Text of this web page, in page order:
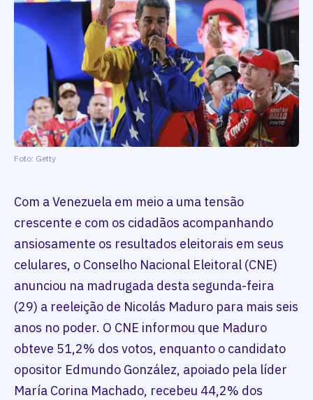
Foto: Getty
Com a Venezuela em meio a uma tensão
crescente e com os cidadãos acompanhando
ansiosamente os resultados eleitorais em seus
celulares, o Conselho Nacional Eleitoral (CNE)
anunciou na madrugada desta segunda-feira
(29) a reeleição de Nicolás Maduro para mais seis
anos no poder. O CNE informou que Maduro
obteve 51,2% dos votos, enquanto o candidato
opositor Edmundo González, apoiado pela líder
María Corina Machado, recebeu 44,2% dos